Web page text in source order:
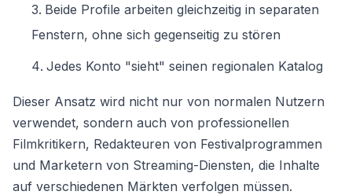
Beide Profile arbeiten gleichzeitig in separaten
Fenstern, ohne sich gegenseitig zu stören
Jedes Konto "sieht" seinen regionalen Katalog
Dieser Ansatz wird nicht nur von normalen Nutzern
verwendet, sondern auch von professionellen
Filmkritikern, Redakteuren von Festivalprogrammen
und Marketern von Streaming-Diensten, die Inhalte
auf verschiedenen Märkten verfolgen müssen.